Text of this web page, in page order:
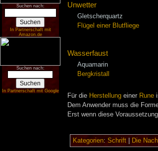
Suchen nach:
In Partnerschaft mit
Amazon.de
Suchen nach:
In Partnerschaft mit Google
Unwetter
Gletscherquartz
Flügel einer Blutfliege
Wasserfaust
Aquamarin
Bergkristall
Für die Herstellungeiner Rune
Dem Anwender muss die
Erst wenn diese
Kategorien: Schrift| Die